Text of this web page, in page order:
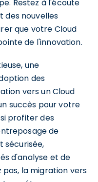
Restez à l'écoute
des nouvelles
que votre Cloud
de l'innovation.
une
des
vers un Cloud
succès pour votre
profiter des
de
sécurisée,
d'analyse et de
pas, la migration vers